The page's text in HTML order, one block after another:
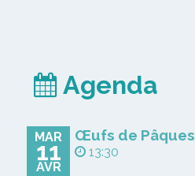
Agenda
MAR
11
AVR
Œufs de Pâques
13:30